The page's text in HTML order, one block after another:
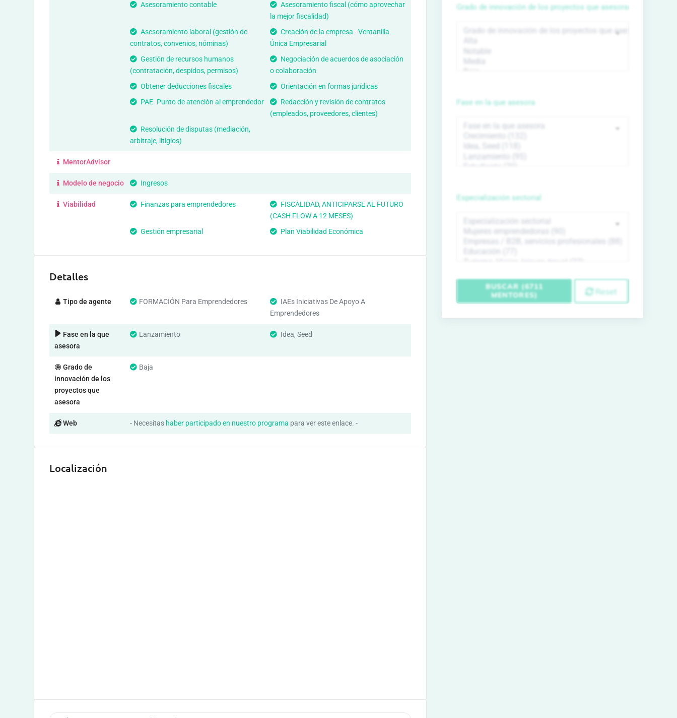
Asesoramiento contable
Asesoramiento fiscal (cómo aprovechar
la mejor fiscalidad)
Asesoramiento laboral (gestión de
contratos, convenios, nóminas)
Creación de la empresa - Ventanilla
Única Empresarial
Gestión de recursos humanos
(contratación, despidos, permisos)
Negociación de acuerdos de asociación
o colaboración
Obtener deducciones fiscales
Orientación en formas jurídicas
PAE. Punto de atención al emprendedor
Redacción y revisión de contratos
(empleados, proveedores, clientes)
Resolución de disputas (mediación,
arbitraje, litigios)
MentorAdvisor
Modelo de negocio Ingresos
Viabilidad Finanzas para emprendedores
FISCALIDAD, ANTICIPARSE AL FUTURO
(CASH FLOW A 12 MESES)
Gestión empresarial
Plan Viabilidad Económica
Detalles
Tipo de agente FORMACIÓN Para Emprendedores
IAEs Iniciativas De Apoyo A
Emprendedores
Fase en la que
asesora
Lanzamiento Idea, Seed
Grado de
innovación de los
proyectos que
asesora
Baja
Web - Necesitas haber participado en nuestro programa para ver este enlace. -
Localización
Grado de innovación de los proyectos que asesora
Fase en la que asesora
Especialización sectorial
BUSCAR (6711
MENTORES)
Reset